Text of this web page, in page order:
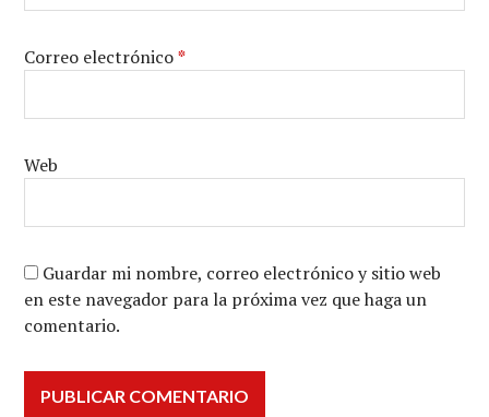
Correo electrónico*
Web
Guardar mi nombre, correo electrónico y sitio web
en este navegador para la próxima vez que haga un
comentario.